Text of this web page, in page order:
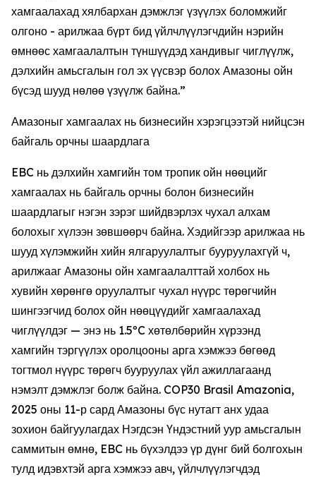
хамгаалахад хялбархан дэмжлэг үзүүлэх боломжийг
олгоно - арилжаа бүрт бид үйлчлүүлэгчдийн нэрийн
өмнөөс хамгаалалтын түншүүдэд хандивыг чиглүүлж,
дэлхийн амьсгалын гол эх үүсвэр болох Амазоны ойн
бүсэд шууд нөлөө үзүүлж байна.”
Амазоныг хамгаалах нь бизнесийн хэрэгцээтэй нийцсэн
байгаль орчны шаардлага
EBC нь дэлхийн хамгийн том тропик ойн нөөцийг
хамгаалах нь байгаль орчны болон бизнесийн
шаардлагыг нэгэн зэрэг шийдвэрлэх чухал алхам
болохыг хүлээн зөвшөөрч байна. Хэдийгээр арилжаа нь
шууд хүлэмжийн хийн ялгаруулалтыг бууруулахгүй ч,
арилжааг Амазоны ойн хамгаалалттай холбох нь
хувийн хөрөнгө оруулалтыг чухал нүүрс төрөгчийн
шингээгчид болох ойн нөөцүүдийг хамгаалахад
чиглүүлдэг — энэ нь 1.5ºC хөтөлбөрийн хүрээнд
хамгийн тэргүүлэх оролцооны арга хэмжээ бөгөөд
тогтмол нүүрс төрөгч бууруулах үйл ажиллагаанд
нэмэлт дэмжлэг болж байна. COP30 Brasil Amazonia,
2025 оны 11-р сард Амазоны бүс нутагт анх удаа
зохион байгуулагдах Нэгдсэн Үндэстний уур амьсгалын
саммитын өмнө, EBC нь бүхэлдээ үр дүнг бий болгохын
тулд идэвхтэй арга хэмжээ авч, үйлчлүүлэгчдэд